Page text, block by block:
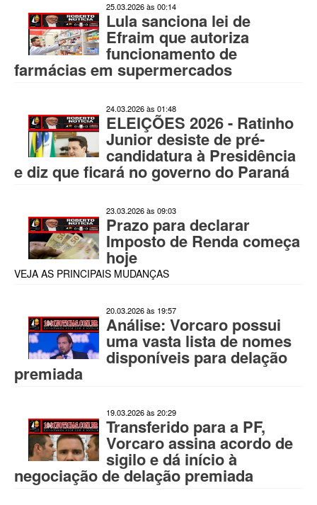
25.03.2026 às 00:14
Lula sanciona lei de
Efraim que autoriza
funcionamento de
farmácias em supermercados
24.03.2026 às 01:48
ELEIÇÕES 2026 - Ratinho
Junior desiste de pré-
candidatura à Presidência
e diz que ficará no governo do Paraná
23.03.2026 às 09:03
Prazo para declarar
Imposto de Renda começa
hoje
VEJA AS PRINCIPAIS MUDANÇAS
20.03.2026 às 19:57
Análise: Vorcaro possui
uma vasta lista de nomes
disponíveis para delação
premiada
19.03.2026 às 20:29
Transferido para a PF,
Vorcaro assina acordo de
sigilo e dá início à
negociação de delação premiada